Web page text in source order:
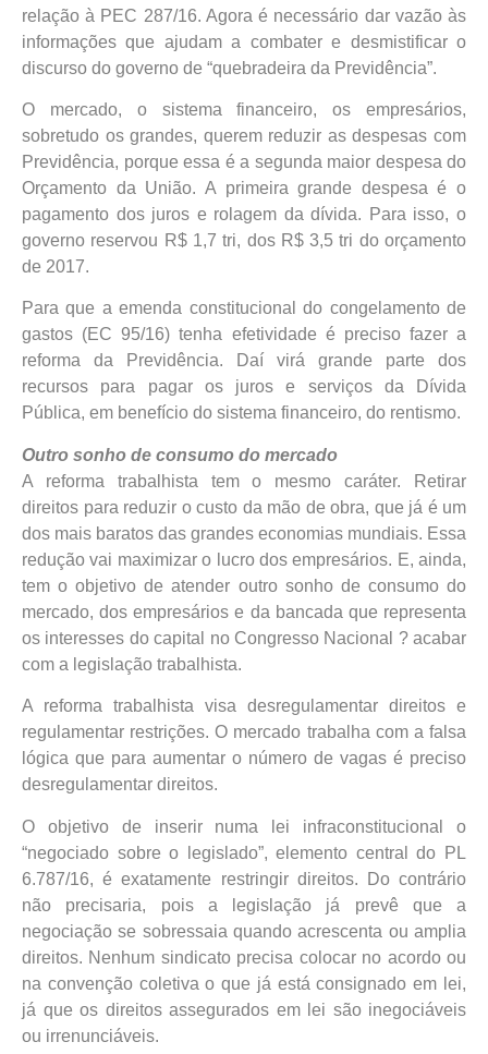
relação à PEC 287/16. Agora é necessário dar vazão às
informações que ajudam a combater e desmistificar o
discurso do governo de “quebradeira da Previdência”.
O mercado, o sistema financeiro, os empresários,
sobretudo os grandes, querem reduzir as despesas com
Previdência, porque essa é a segunda maior despesa do
Orçamento da União. A primeira grande despesa é o
pagamento dos juros e rolagem da dívida. Para isso, o
governo reservou R$ 1,7 tri, dos R$ 3,5 tri do orçamento
de 2017.
Para que a emenda constitucional do congelamento de
gastos (EC 95/16) tenha efetividade é preciso fazer a
reforma da Previdência. Daí virá grande parte dos
recursos para pagar os juros e serviços da Dívida
Pública, em benefício do sistema financeiro, do rentismo.
Outro sonho de consumo do mercado
A reforma trabalhista tem o mesmo caráter. Retirar
direitos para reduzir o custo da mão de obra, que já é um
dos mais baratos das grandes economias mundiais. Essa
redução vai maximizar o lucro dos empresários. E, ainda,
tem o objetivo de atender outro sonho de consumo do
mercado, dos empresários e da bancada que representa
os interesses do capital no Congresso Nacional ? acabar
com a legislação trabalhista.
A reforma trabalhista visa desregulamentar direitos e
regulamentar restrições. O mercado trabalha com a falsa
lógica que para aumentar o número de vagas é preciso
desregulamentar direitos.
O objetivo de inserir numa lei infraconstitucional o
“negociado sobre o legislado”, elemento central do PL
6.787/16, é exatamente restringir direitos. Do contrário
não precisaria, pois a legislação já prevê que a
negociação se sobressaia quando acrescenta ou amplia
direitos. Nenhum sindicato precisa colocar no acordo ou
na convenção coletiva o que já está consignado em lei,
já que os direitos assegurados em lei são inegociáveis
ou irrenunciáveis.